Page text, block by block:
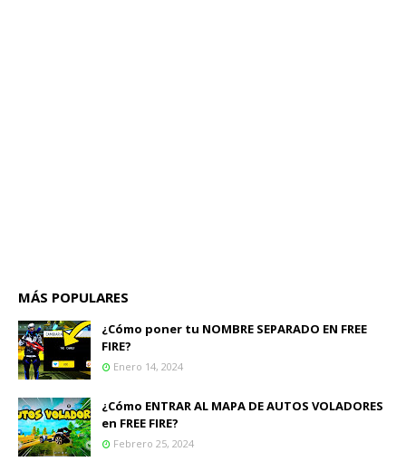
MÁS POPULARES
¿Cómo poner tu NOMBRE SEPARADO EN FREE
FIRE?
Enero 14, 2024
¿Cómo ENTRAR AL MAPA DE AUTOS VOLADORES
en FREE FIRE?
Febrero 25, 2024